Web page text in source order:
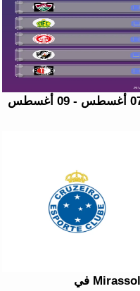
جدول مباريات هذا الأسبوع الجمعة 07 أغسطس - 09 أغسطس
موعد مباراة Cruzeiro EC ضد Mirassol FC في